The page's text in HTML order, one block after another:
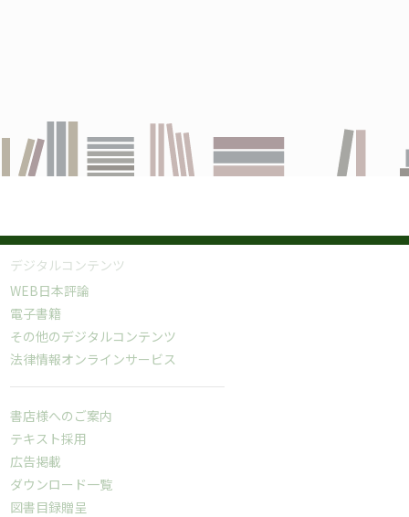
デジタルコンテンツ
WEB日本評論
電子書籍
その他のデジタルコンテンツ
法律情報オンラインサービス
書店様へのご案内
テキスト採用
広告掲載
ダウンロード一覧
図書目録贈呈